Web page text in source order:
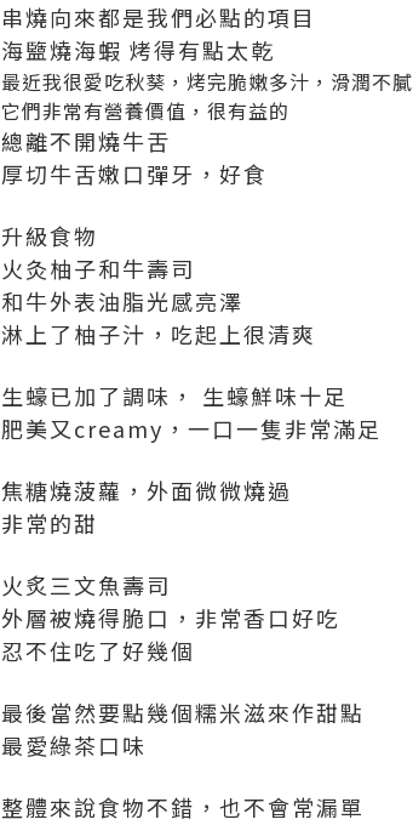
串燒向來都是我們必點的項目
海盬燒海蝦 烤得有點太乾
最近我很愛吃秋葵，烤完脆嫩多汁，滑潤不膩
它們非常有營養價值，很有益的
總離不開燒牛舌
厚切牛舌嫩口彈牙，好食
升級食物
火灸柚子和牛壽司
和牛外表油脂光感亮澤
淋上了柚子汁，吃起上很清爽
生蠔已加了調味， 生蠔鮮味十足
肥美又creamy，一口一隻非常滿足
焦糖燒菠蘿，外面微微燒過
非常的甜
火炙三文魚壽司
外層被燒得脆口，非常香口好吃
忍不住吃了好幾個
最後當然要點幾個糯米滋來作甜點
最愛綠茶口味
整體來說食物不錯，也不會常漏單